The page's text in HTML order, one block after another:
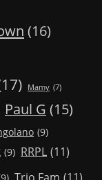
(16)
Mamy (7)
Paul G (15)
(9)
(9) RRPL (11)